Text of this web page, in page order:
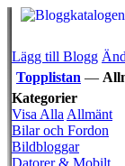
Lägg till Blogg
Topplistan —
Kategorier
Visa Alla Allmänt
Bilar och Fordon
Bildbloggar
Datorer & Mobilt